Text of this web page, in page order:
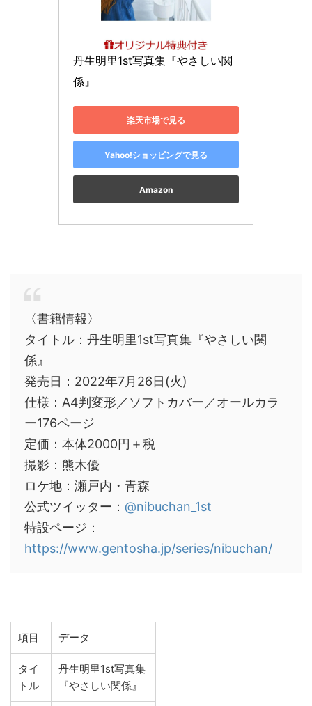
丹生明里1st写真集『やさしい関
係』
楽天市場で見る
Yahoo!ショッピングで見る
Amazon
〈書籍情報〉
タイトル：丹生明里1st写真集『やさしい関
係』
発売日：2022年7月26日(火)
仕様：A4判変形／ソフトカバー／オールカラ
ー176ページ
定価：本体2000円＋税
撮影：熊木優
ロケ地：瀬戸内・青森
公式ツイッター： @nibuchan_1st
特設ページ：
https://www.gentosha.jp/series/nibuchan/
項目 データ
タイ
トル
丹生明里1st写真集
『やさしい関係』